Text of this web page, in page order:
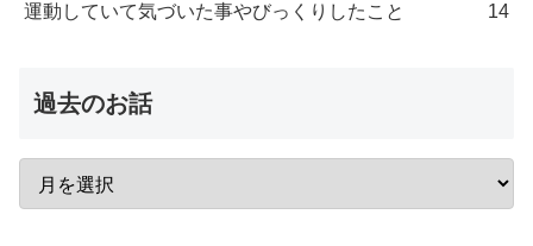
運動していて気づいた事やびっくりしたこと 14
過去のお話